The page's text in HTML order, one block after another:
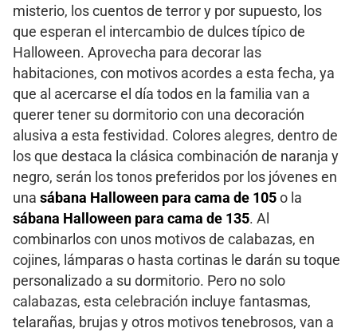
misterio, los cuentos de terror y por supuesto, los
que esperan el intercambio de dulces típico de
Halloween. Aprovecha para decorar las
habitaciones, con motivos acordes a esta fecha, ya
que al acercarse el día todos en la familia van a
querer tener su dormitorio con una decoración
alusiva a esta festividad. Colores alegres, dentro de
los que destaca la clásica combinación de naranja y
negro, serán los tonos preferidos por los jóvenes en
una sábana Halloween para cama de 105 o la
sábana Halloween para cama de 135. Al
combinarlos con unos motivos de calabazas, en
cojines, lámparas o hasta cortinas le darán su toque
personalizado a su dormitorio. Pero no solo
calabazas, esta celebración incluye fantasmas,
telarañas, brujas y otros motivos tenebrosos, van a